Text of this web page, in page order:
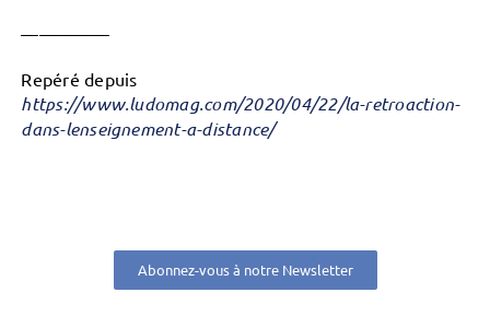
—————
Repéré depuis
https://www.ludomag.com/2020/04/22/la-retroaction-
dans-lenseignement-a-distance/
Abonnez-vous à notre Newsletter